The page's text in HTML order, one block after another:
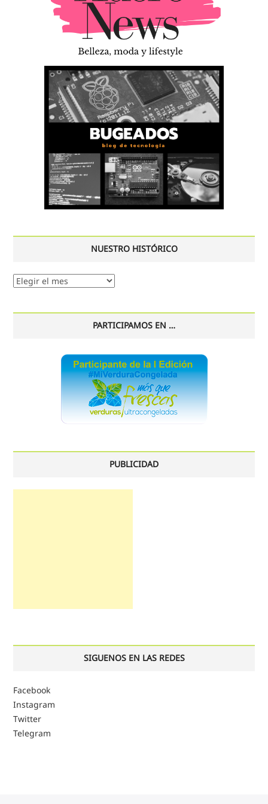
NUESTRO HISTÓRICO
Nuestro
PARTICIPAMOS EN …
PUBLICIDAD
SIGUENOS EN LAS REDES
Facebook
Instagram
Twitter
Telegram